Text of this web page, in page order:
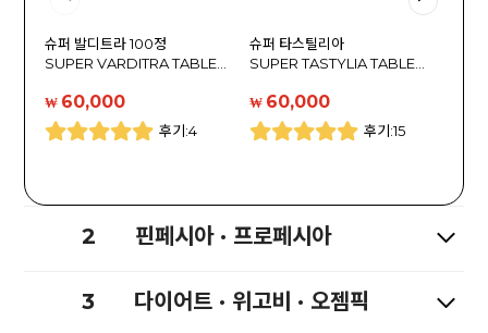
슈퍼 발디트라 100정
SUPER VARDITRA TABLE…
₩ 60,000
후기:4
슈퍼 타스틸리아
SUPER TASTYLIA TABLE…
₩ 60,000
후기:15
2 핀페시아 · 프로페시아
3 다이어트 · 위고비 · 오젬픽